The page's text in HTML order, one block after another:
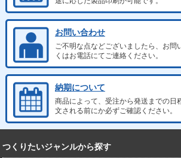
お問い合わせ
ご不明な点などございましたら、お問
くはお電話にてご連絡ください。
納期について
商品によって、受注から発送までの日
文される前にか必ずご確認ください。
つくりたいジャンルから探す